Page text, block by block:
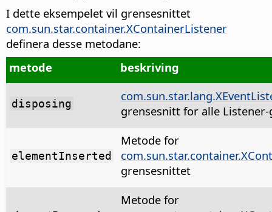
I dette eksempelet vil grensesnittet
com.sun.star.container.XContainerListener
definera desse metodane:
metode
beskriving
disposing
grensesnitt for alle
elementInserted
Metode for
grensesnittet
Metode for